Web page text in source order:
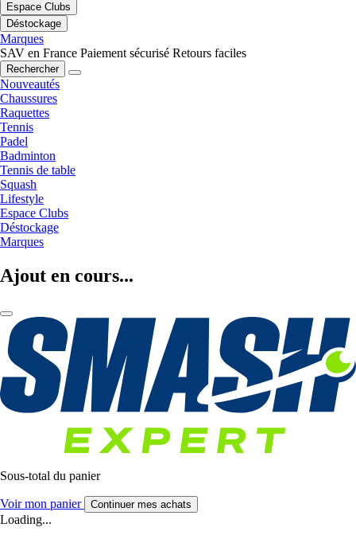
Espace Clubs
Déstockage
Marques
SAV en France Paiement sécurisé Retours faciles
Rechercher
Nouveautés
Chaussures
Raquettes
Tennis
Padel
Badminton
Tennis de table
Squash
Lifestyle
Espace Clubs
Déstockage
Marques
Ajout en cours...
Sous-total du panier
Voir mon panier Continuer mes achats
Loading...